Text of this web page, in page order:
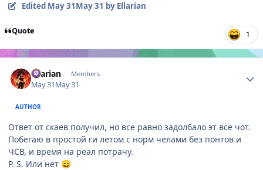
Edited May 31May 31 by Ellarian
Quote 1
Ellarian Members
May 31May 31
AUTHOR
Ответ от скаев получил, но все равно задолбало эт все чот.
Побегаю в простой ги летом с норм челами без понтов и
ЧСВ, и время на реал потрачу.
P. S. Или нет 😄